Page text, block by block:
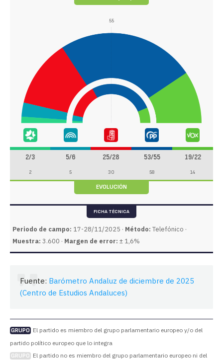
55
2/3 5/6 25/28 53/55 19/22
2 5 30 58 14
EVOLUCIÓN
FICHA TÉCNICA
Periodo de campo: 17-28/11/2025 · Método: Telefónico ·
Muestra: 3.600 · Margen de error: ± 1,6%
Fuente: Barómetro Andaluz de diciembre de 2025
(Centro de Estudios Andaluces)
GRUPO El partido es miembro del grupo parlamentario europeo y/o del
partido político europeo que lo integra
GRUPO El partido no es miembro del grupo parlamentario europeo ni del